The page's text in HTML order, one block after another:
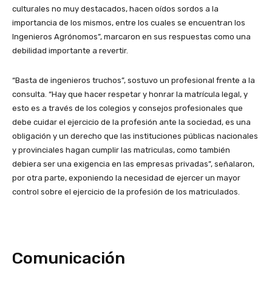
culturales no muy destacados, hacen oídos sordos a la
importancia de los mismos, entre los cuales se encuentran los
Ingenieros Agrónomos”, marcaron en sus respuestas como una
debilidad importante a revertir.
“Basta de ingenieros truchos”, sostuvo un profesional frente a la
consulta. “Hay que hacer respetar y honrar la matrícula legal, y
esto es a través de los colegios y consejos profesionales que
debe cuidar el ejercicio de la profesión ante la sociedad, es una
obligación y un derecho que las instituciones públicas nacionales
y provinciales hagan cumplir las matriculas, como también
debiera ser una exigencia en las empresas privadas”, señalaron,
por otra parte, exponiendo la necesidad de ejercer un mayor
control sobre el ejercicio de la profesión de los matriculados.
Comunicación